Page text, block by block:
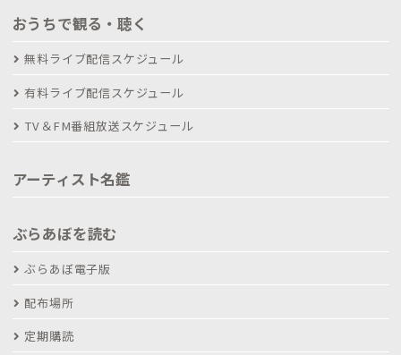
おうちで観る・聴く
無料ライブ配信スケジュール
有料ライブ配信スケジュール
TV＆FM番組放送スケジュール
アーティスト名鑑
ぶらあぼを読む
ぶらあぼ電子版
配布場所
定期購読